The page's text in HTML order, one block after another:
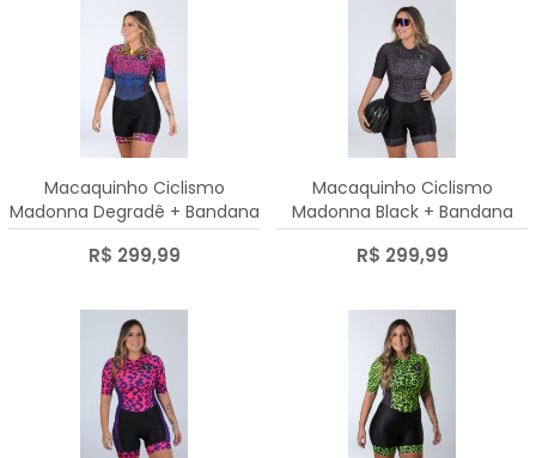
Macaquinho Ciclismo
Madonna Degradê + Bandana
R$ 299,99
Macaquinho Ciclismo
Madonna Black + Bandana
R$ 299,99